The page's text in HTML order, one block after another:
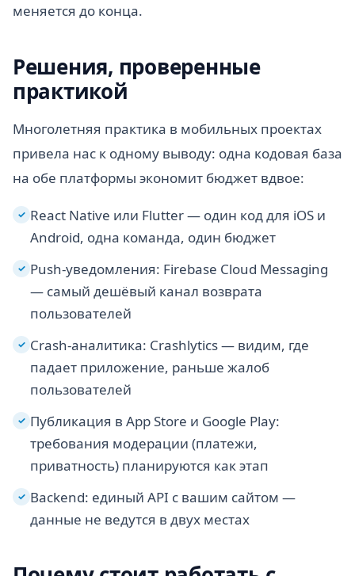
меняется до конца.
Решения, проверенные
практикой
Многолетняя практика в мобильных проектах
привела нас к одному выводу: одна кодовая база
на обе платформы экономит бюджет вдвое:
✓ React Native или Flutter — один код для iOS и
Android, одна команда, один бюджет
✓ Push-уведомления: Firebase Cloud Messaging
— самый дешёвый канал возврата
пользователей
✓ Crash-аналитика: Crashlytics — видим, где
падает приложение, раньше жалоб
пользователей
✓ Публикация в App Store и Google Play:
требования модерации (платежи,
приватность) планируются как этап
✓ Backend: единый API с вашим сайтом —
данные не ведутся в двух местах